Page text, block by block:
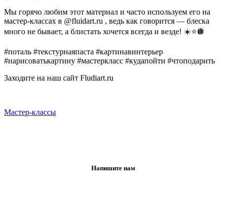
Мы горячо любим этот материал и часто используем его на
мастер-классах в @fluidart.ru , ведь как говорится — блеска
много не бывает, а блистать хочется всегда и везде! ☀️⭐️🪩
#поталь #текстурнаяпаста #картинавинтерьер
#нарисоватькартину #мастеркласс #кудапойти #чтоподарить
Заходите на наш сайт Fludiart.ru
Мастер-классы
Напишите нам